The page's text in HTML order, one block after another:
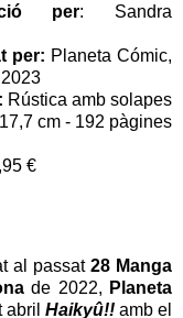
per: Sandra
per: Planeta Cómic,
Rústica amb solapes
cm - 192 pàgines
€
al passat 28 Manga
de 2022, Planeta
Haikyû!! amb el